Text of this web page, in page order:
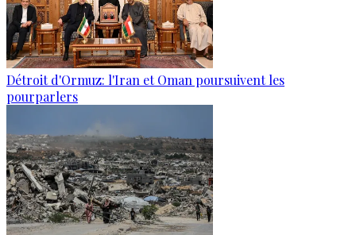
Détroit d'Ormuz: l'Iran et Oman poursuivent les
pourparlers